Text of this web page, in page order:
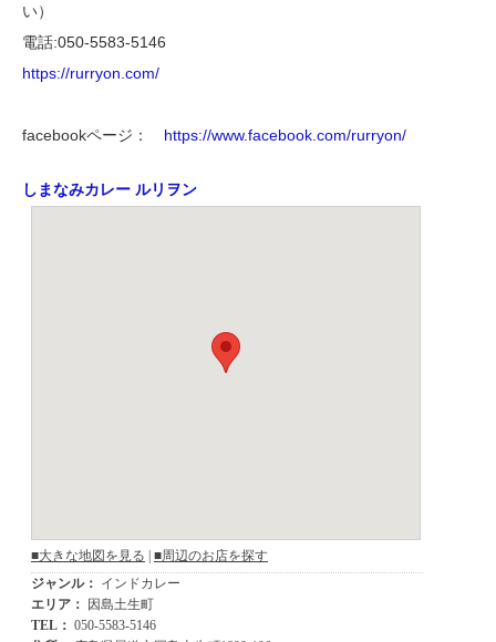
い）
電話:050-5583-5146
https://rurryon.com/
facebookページ： https://www.facebook.com/rurryon/
しまなみカレー ルリヲン